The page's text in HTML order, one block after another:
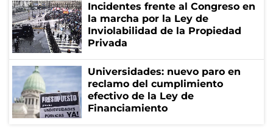
Incidentes frente al Congreso en
la marcha por la Ley de
Inviolabilidad de la Propiedad
Privada
Universidades: nuevo paro en
reclamo del cumplimiento
efectivo de la Ley de
Financiamiento